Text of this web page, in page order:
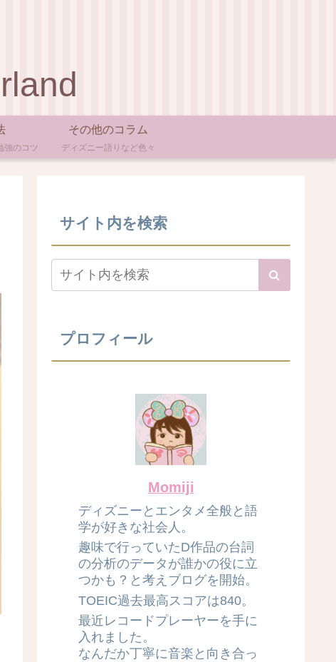
強のコツ
その他のコラム
ディズニー語りなど色々
サイト内を検索
プロフィール
Momiji
ディズニーとエンタメ全般と語
学が好きな社会人。
趣味で行っていたD作品の台詞
の分析のデータが誰かの役に立
つかも？と考えブログを開始。
TOEIC過去最高スコアは840。
最近レコードプレーヤーを手に
入れました。
なんだか丁寧に音楽と向き合っ